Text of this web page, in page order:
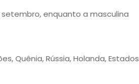
enquanto a masculina
Quênia, Rússia, Holanda, Estados